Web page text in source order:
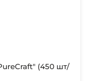
(450 шт/